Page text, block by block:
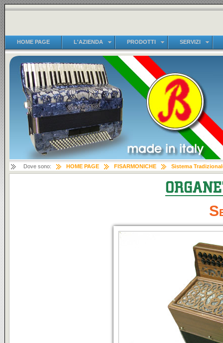
HOME PAGE L'AZIENDA PRODOTTI SERVIZI
Dove sono: HOME PAGE FISARMONICHE Sistema